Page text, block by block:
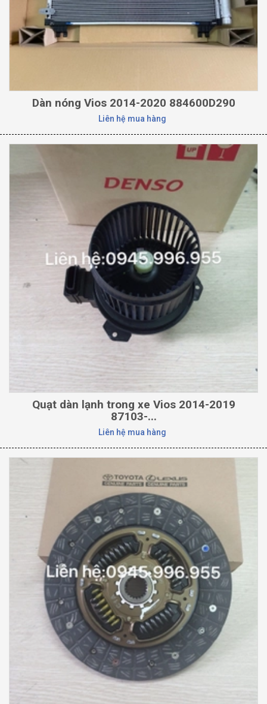
Dàn nóng Vios 2014-2020 884600D290
Liên hệ mua hàng
Quạt dàn lạnh trong xe Vios 2014-2019
87103-...
Liên hệ mua hàng